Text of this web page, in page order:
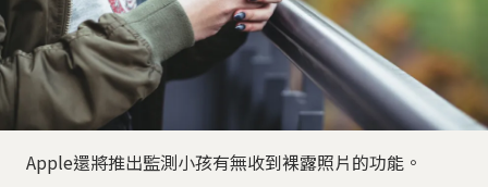
Apple還將推出監測小孩有無收到裸露照片的功能。